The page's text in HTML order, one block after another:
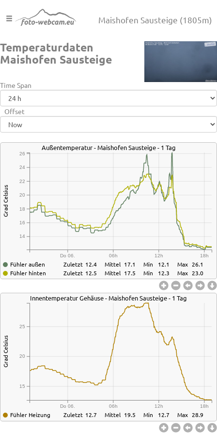
Maishofen Sausteige (1805m)
Temperaturdaten
Maishofen Sausteige
Time Span
Offset
Außentemperatur - Maishofen Sausteige - 1 Tag
Do 06. 06h 12h 18h
14
16
18
20
22
24
26
Grad Celsius
Fühler außen
Fühler hinten
Zuletzt
Zuletzt
12.4
12.5
Mittel
Mittel
17.1
17.5
Min
Min
12.1
12.3
Max
Max
26.1
23.0
Innentemperatur Gehäuse - Maishofen Sausteige - 1 Tag
Do 06. 06h 12h 18h
15
20
25
Grad Celsius
Fühler Heizung Zuletzt 12.7 Mittel 19.5 Min 12.7 Max 28.9